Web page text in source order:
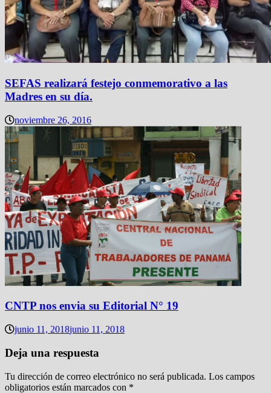
SEFAS realizará festejo conmemorativo a las
Madres en su día.
noviembre 26, 2016
CNTP nos envia su Editorial N° 19
junio 11, 2018junio 11, 2018
Deja una respuesta
Tu dirección de correo electrónico no será publicada. Los campos
obligatorios están marcados con *